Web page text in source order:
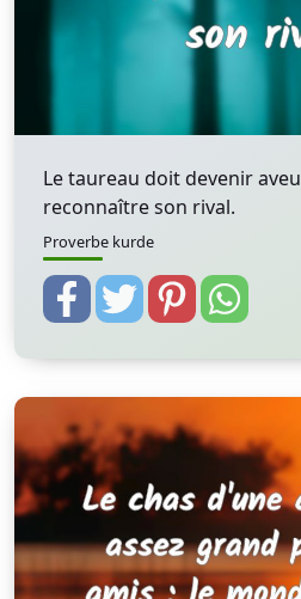
Le taureau doit devenir
reconnaître son rival.
Proverbe kurde